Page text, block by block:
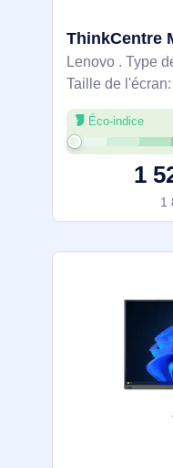
Lenovo . Type
Taille de
Full HD,
1080 pixels,
Famille de
Éco-indice
1
1